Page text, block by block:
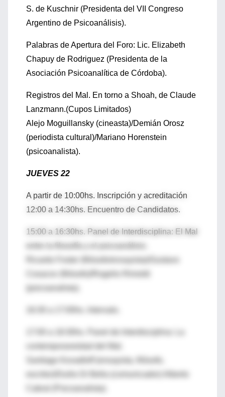
S. de Kuschnir (Presidenta del VII Congreso
Argentino de Psicoanálisis).
Palabras de Apertura del Foro: Lic. Elizabeth
Chapuy de Rodriguez (Presidenta de la
Asociación Psicoanalítica de Córdoba).
Registros del Mal. En torno a Shoah, de Claude
Lanzmann.(Cupos Limitados)
Alejo Moguillansky (cineasta)/Demián Orosz
(periodista cultural)/Mariano Horenstein
(psicoanalista).
JUEVES 22
A partir de 10:00hs. Inscripción y acreditación
12:00 a 14:30hs. Encuentro de Candidatos.
15:00 a 16:30hs. Panel de Interdisciplina: El Mal
Cosacov (filósofo)/Rogelio Rimoldi
contemporaneidad del Mal.
Santiago Kovadloff (ensayista, filósofo,